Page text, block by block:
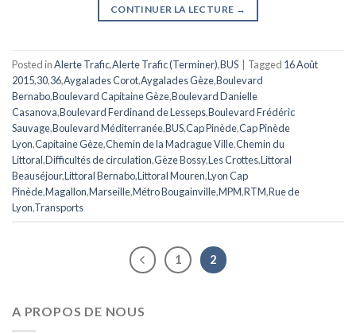
CONTINUER LA LECTURE →
Posted inAlerte Trafic,Alerte Trafic (Terminer),BUS Tagged 16 Août
2015,30,36,Aygalades Corot,Aygalades Gèze,Boulevard
Bernabo,Boulevard Capitaine Gèze,Boulevard Danielle
Casanova,Boulevard Ferdinand de Lesseps,Boulevard Frédéric
Sauvage,Boulevard Méditerranée,BUS,Cap Pinède,Cap Pinède
Lyon,Capitaine Gèze,Chemin de la Madrague Ville,Chemin du
Littoral,Difficultés de circulation,Gèze Bossy,Les Crottes,Littoral
Beauséjour,Littoral Bernabo,Littoral Mouren,Lyon Cap
Pinède,Magallon,Marseille,Métro Bougainville,MPM,RTM,Rue de
Lyon,Transports
1 2
A PROPOS DE NOUS